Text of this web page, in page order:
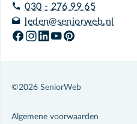
030 - 276 99 65
leden@seniorweb.nl
©2026 SeniorWeb
Algemene voorwaarden